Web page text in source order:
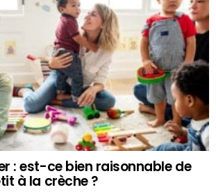
: est-ce bien raisonnable de
à la crèche ?